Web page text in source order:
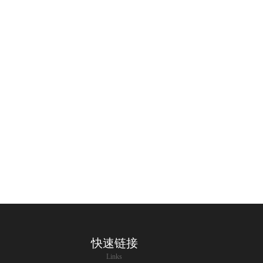
快速链接
Links